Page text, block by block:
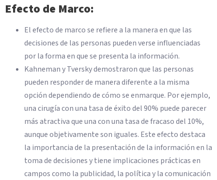
Efecto de Marco:
El efecto de marco se refiere a la manera en que las
decisiones de las personas pueden verse influenciadas
por la forma en que se presenta la información.
Kahneman y Tversky demostraron que las personas
pueden responder de manera diferente a la misma
opción dependiendo de cómo se enmarque. Por ejemplo,
una cirugía con una tasa de éxito del 90% puede parecer
más atractiva que una con una tasa de fracaso del 10%,
aunque objetivamente son iguales. Este efecto destaca
la importancia de la presentación de la información en la
toma de decisiones y tiene implicaciones prácticas en
campos como la publicidad, la política y la comunicación